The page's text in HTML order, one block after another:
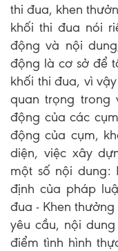
thi đua, khen
khối thi đua nói
động và nội
động là cơ sở để
khối thi đua, vì
quan trọng trong
động của các
động của cụm,
diện, việc xây
một số nội dung:
định của pháp
đua - Khen
yêu cầu, nội
điểm tình hình